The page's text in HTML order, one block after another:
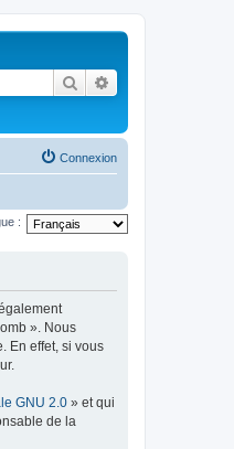
Rechercher
Connexion
:
». Nous
En effet, si vous
GNU 2.0 » et qui
de la